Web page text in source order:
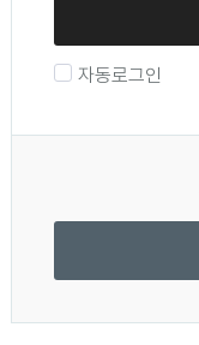
자동로그인